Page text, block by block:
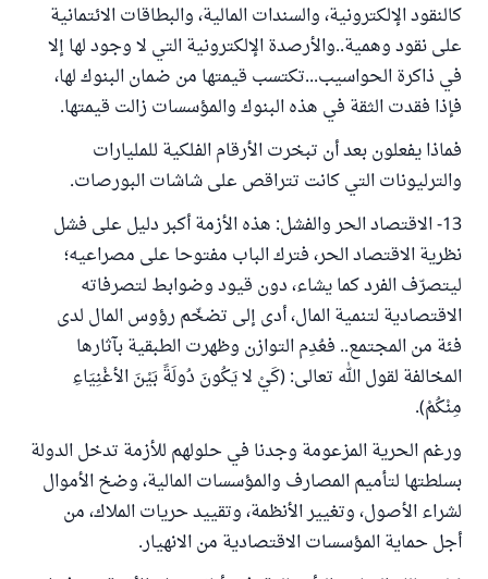
كالنقود الإلكترونية، والسندات المالية، والبطاقات الائتمانية
على نقود وهمية..والأرصدة الإلكترونية التي لا وجود لها إلا
في ذاكرة الحواسيب...تكتسب قيمتها من ضمان البنوك لها،
فإذا فقدت الثقة في هذه البنوك والمؤسسات زالت قيمتها.
فماذا يفعلون بعد أن تبخرت الأرقام الفلكية للمليارات
والترليونات التي كانت تتراقص على شاشات البورصات.
13- الاقتصاد الحر والفشل: هذه الأزمة أكبر دليل على فشل
نظرية الاقتصاد الحر، فترك الباب مفتوحا على مصراعيه؛
ليتصرّف الفرد كما يشاء، دون قيود وضوابط لتصرفاته
الاقتصادية لتنمية المال، أدى إلى تضخّم رؤوس المال لدى
فئة من المجتمع.. فعُدِم التوازن وظهرت الطبقية بآثارها
المخالفة لقول الله تعالى: (كَيْ لا يَكُونَ دُولَةً بَيْنَ الأغْنِيَاءِ
مِنْكُمْ).
ورغم الحرية المزعومة وجدنا في حلولهم للأزمة تدخل الدولة
بسلطتها لتأميم المصارف والمؤسسات المالية، وضخ الأموال
لشراء الأصول، وتغيير الأنظمة، وتقييد حريات الملاك، من
أجل حماية المؤسسات الاقتصادية من الانهيار.